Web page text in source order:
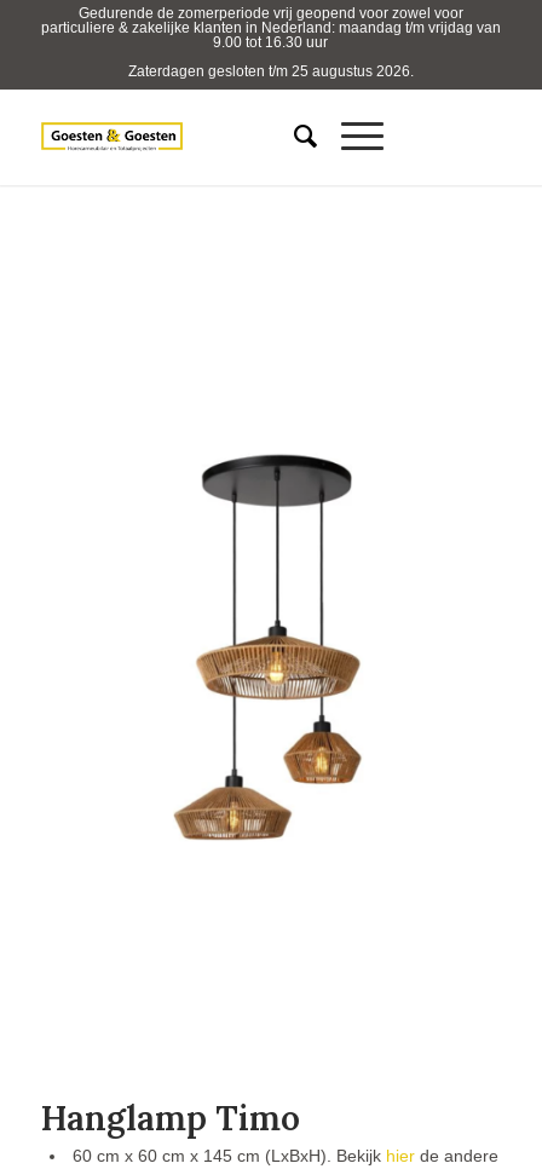
Gedurende de zomerperiode vrij geopend voor zowel voor
particuliere & zakelijke klanten in Nederland: maandag t/m vrijdag van
9.00 tot 16.30 uur
Zaterdagen gesloten t/m 25 augustus 2026.
Hanglamp Timo
60 cm x 60 cm x 145 cm (LxBxH). Bekijk hierde andere